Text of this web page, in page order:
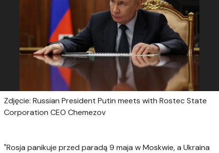
Zdjęcie: Russian President Putin meets with Rostec State
Corporation CEO Chemezov
"Rosja panikuje przed paradą 9 maja w Moskwie, a Ukraina